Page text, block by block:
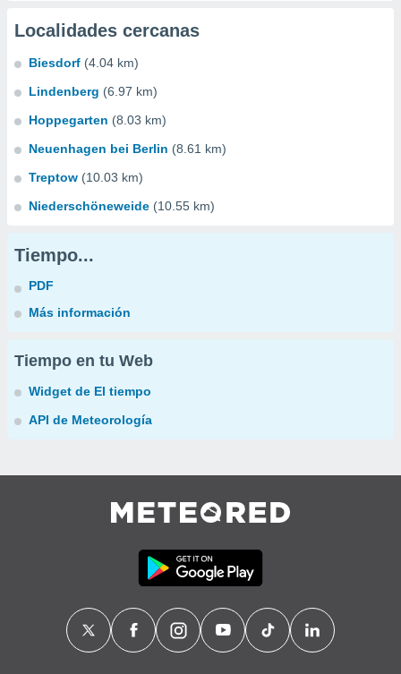
Localidades cercanas
Biesdorf (4.04 km)
Lindenberg (6.97 km)
Hoppegarten (8.03 km)
Neuenhagen bei Berlin (8.61 km)
Treptow (10.03 km)
Niederschöneweide (10.55 km)
Tiempo...
PDF
Más información
Tiempo en tu Web
Widget de El tiempo
API de Meteorología